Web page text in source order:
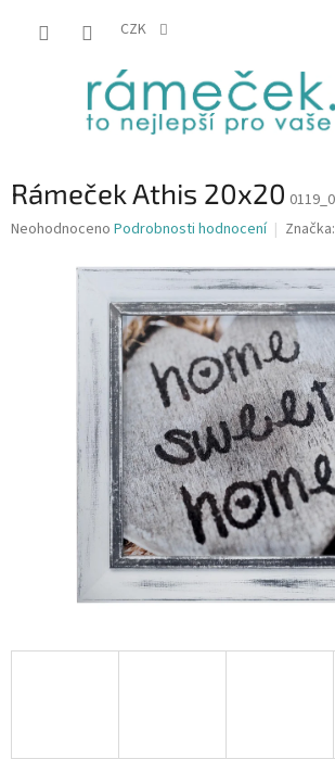
CZK
Rámeček Athis 20x20
Průměrné
Neohodnoceno Podrobnosti hodnocení Značka: